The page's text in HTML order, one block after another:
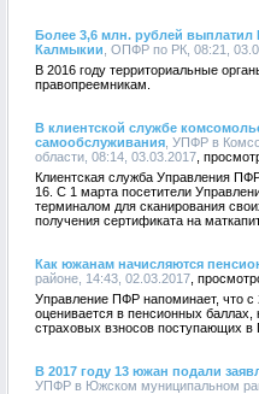
Более 3,6 млн. рублей
Калмыкии , ОПФР по РК, 08:21,
В 2016 году территориальные
правопреемникам.
В клиентской службе
самообслуживания , УПФР в
области, 08:14, 03.03.2017
Клиентская служба Управления
16. С 1 марта посетители
терминалом для сканирования
получения сертификата на
Как южанам начисляются
районе, 14:43, 02.03.2017
Управление ПФР напоминает, что с
оценивается в пенсионных
страховых взносов поступающих
В 2017 году 13 южан подали
УПФР в Южском муниципальном